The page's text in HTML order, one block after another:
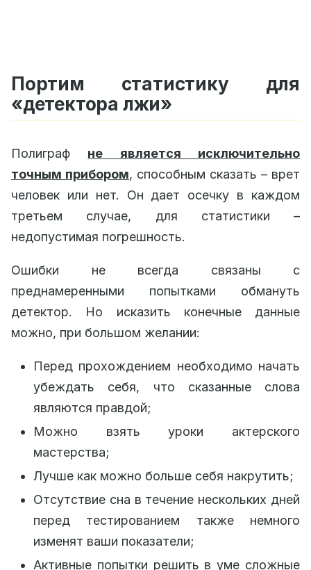
Портим статистику для
«детектора лжи»
Полиграф не является исключительно
точным прибором, способным сказать – врет
человек или нет. Он дает осечку в каждом
третьем случае, для статистики –
недопустимая погрешность.
Ошибки не всегда связаны с
преднамеренными попытками обмануть
детектор. Но исказить конечные данные
можно, при большом желании:
Перед прохождением необходимо начать
убеждать себя, что сказанные слова
являются правдой;
Можно взять уроки актерского
мастерства;
Лучше как можно больше себя накрутить;
Отсутствие сна в течение нескольких дней
перед тестированием также немного
изменят ваши показатели;
Активные попытки решить в уме сложные